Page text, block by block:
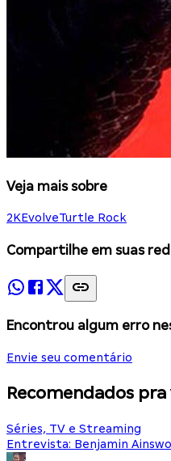
Veja mais sobre
2KEvolveTurtle Rock
Compartilhe em suas
Encontrou algum erro
Envie seu comentário
Recomendados pra
Séries, TV e Streaming
Entrevista: Benjamin